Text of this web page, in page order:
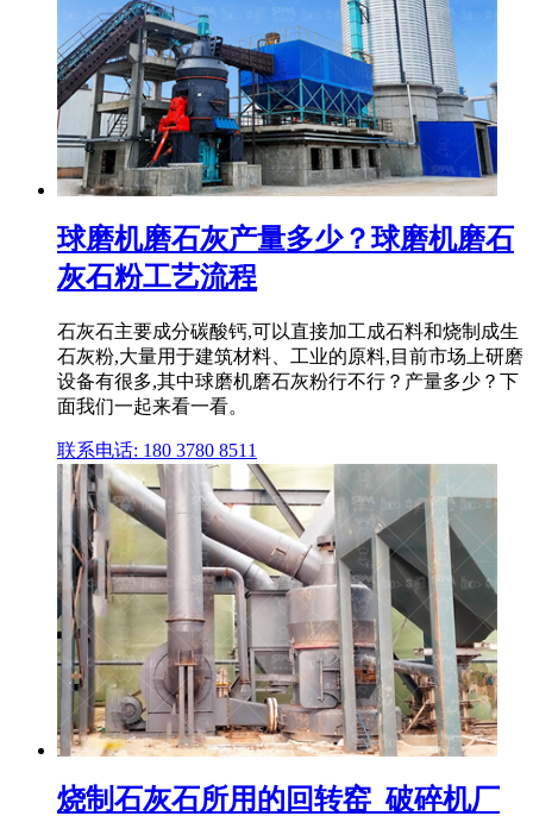
球磨机磨石灰产量多少？球磨机磨石
灰石粉工艺流程
石灰石主要成分碳酸钙,可以直接加工成石料和烧制成生
石灰粉,大量用于建筑材料、工业的原料,目前市场上研磨
设备有很多,其中球磨机磨石灰粉行不行？产量多少？下
面我们一起来看一看。
联系电话: 180 3780 8511
烧制石灰石所用的回转窑_破碎机厂